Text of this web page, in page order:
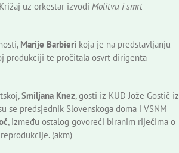
uz orkestar izvodi Molitvu i smrt
Marije Barbieri koja je na predstavljanju
produkciji te pročitala osvrt dirigenta
Smiljana Knez, gosti iz KUD Jože Gostič iz
se predsjednik Slovenskoga doma i VSNM
, između ostalog govoreći biranim riječima o
(akm)